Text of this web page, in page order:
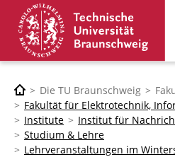
Die TU Braunschweig
Fakultät für Elektrotechnik,
Institute
Institut für
Studium & Lehre
Lehrveranstaltungen im